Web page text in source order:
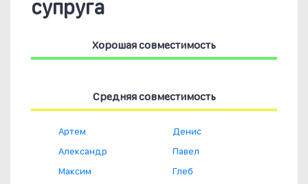
супруга
Хорошая совместимость
Средняя совместимость
Артем
Александр
Максим
Денис
Павел
Глеб